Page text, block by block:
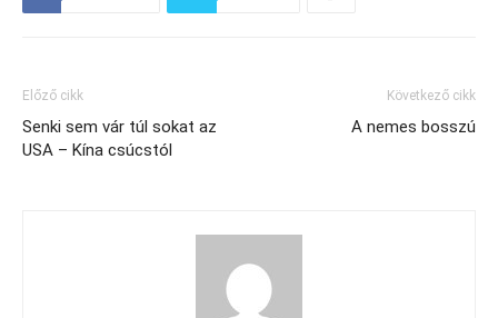
Előző cikk
Senki sem vár túl sokat az
USA – Kína csúcstól
Következő cikk
A nemes bosszú